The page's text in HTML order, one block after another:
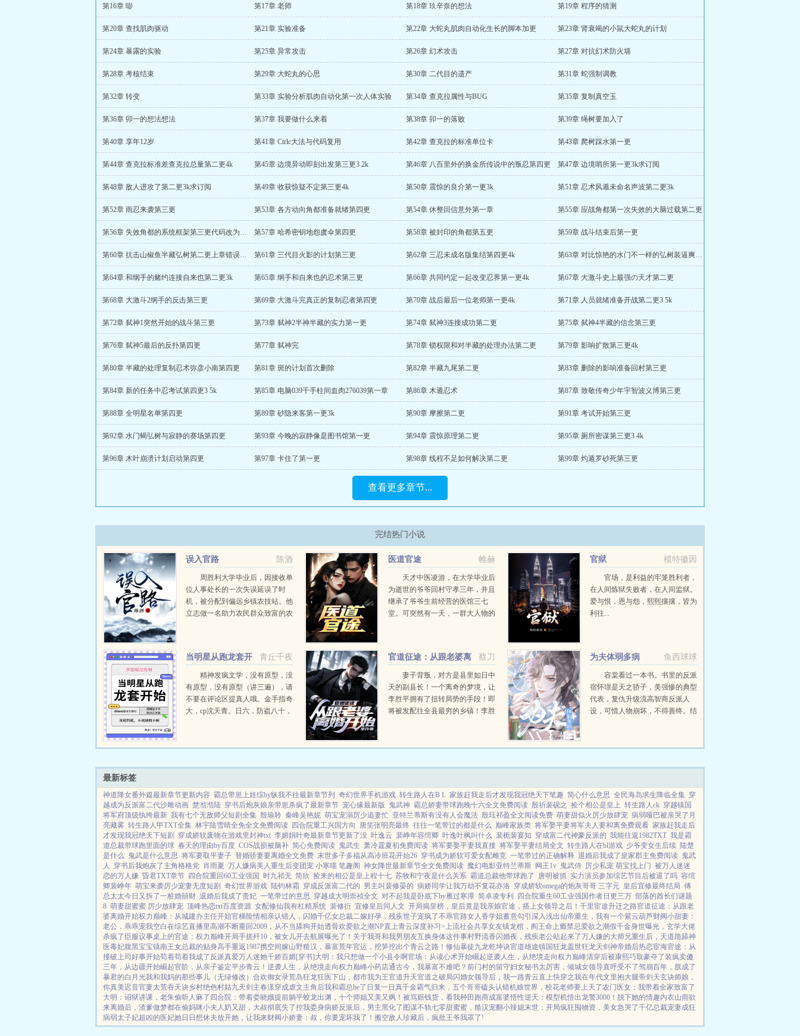
第16章 嘭 第17章 老师 第18章 玖辛奈的想法 第19章 程序的猜测
第20章 查找肌肉驱动 第21章 实验准备 第22章 大蛇丸肌肉自动化生长的脚本加更 第23章 肾衰竭的小鼠大蛇丸的计划
第24章 暴露的实验 第25章 异常攻击 第26章 幻术攻击 第27章 对抗幻术防火墙
第28章 考核结束 第29章 大蛇丸的心思 第30章 二代目的遗产 第31章 蛇强制调教
第32章 转变 第33章 实验分析肌肉自动化第一次人体实验 第34章 查克拉属性与BUG 第35章 复制真空玉
第36章 卯一的想法想法 第37章 我要做什么来着 第38章 卯一的落败 第39章 绳树要加入了
第40章 享年12岁 第41章 Ctrlc大法与代码复用 第42章 查克拉的标准单位卡 第43章 爬树踩水第一更
第44章 查克拉标准差查克拉总量第二更4k 第45章 边境异动即刻出发第三更3 2k 第46章 八百里外的换金所传说中的叛忍第四更 第47章 边境哨所第一更3k求订阅
第48章 敌人进攻了第二更3k求订阅 第49章 收获惊疑不定第三更4k 第50章 震惊的良介第一更3k 第51章 忍术风遁未命名声波第二更3k
第52章 雨忍来袭第三更 第53章 各方动向角都准备就绪第四更 第54章 休整回信意外第一章 第55章 应战角都第一次失效的大脑过载第二更
第56章 失效角都的系统框架第三更代码改为图片格式请放心订 第57章 哈希密钥地怨虞伞第四更 第58章 被封印的角都第五更 第59章 战斗结束后第一更
第60章 抗击山椒鱼半藏弘树第二更上章错误已修复 第61章 三代目火影的计划第三更 第62章 三忍未成名版集结第四更4k 第63章 对比惊艳的水门不一样的弘树装逼爽5k大章第一更
第64章 和纲手的赌约连接自来也第二更3k 第65章 纲手和自来也的忍术第三更 第66章 共同约定一起改变忍界第一更4k 第67章 大激斗史上最强の天才第二更
第68章 大激斗2纲手的反击第三更 第69章 大激斗完真正的复制忍者第四更 第70章 战后最后一位老师第一更4k 第71章 人员就绪准备开战第二更3 5k
第72章 弑神1突然开始的战斗第三更 第73章 弑神2半神半藏的实力第一更 第74章 弑神3连接成功第二更 第75章 弑神4半藏的信念第三更
第76章 弑神5最后的反扑第四更 第77章 弑神完 第78章 锁权限和对半藏的处理办法第二更 第79章 影响扩散第三更4k
第80章 半藏的处理复制忍术弥彦小南第四更 第81章 斑的计划首次删除 第82章 半藏九尾第二更 第83章 删除的影响准备回村第三更
第84章 新的任务中忍考试第四更3 5k 第85章 电脑039千手柱间血肉276039第一章 第86章 木遁忍术 第87章 致敬传奇少年宇智波义博第三更
第88章 全明星名单第四更 第89章 砂隐来客第一更3k 第90章 摩擦第二更 第91章 考试开始第三更
第92章 水门蝎弘树与寂静的赛场第四更 第93章 今晚的寂静像是图书馆第一更 第94章 震惊原理第二更 第95章 厕所密谋第三更3 4k
第96章 木叶崩溃计划启动第四更 第97章 卡住了第一更 第98章 线程不足如何解决第二更 第99章 灼遁罗砂死第三更
查看更多章节...
完结热门小说
陈酒
误入官路
周胜利大学毕业后，因接收单
位人事处长的一次失误延误了时
机，被分配到偏远乡镇农技站。他
立志做一名助力农民群众致富的农
峰...
帷赫
医道官途
天才中医凌游，在大学毕业后
为逝世的爷爷回村守孝三年，并且
继承了爷爷生前经营的医馆三七
堂。可突然有一天，一群大人物的
人，上医医国的道理，为了救...
模特徽因
官狱
官场，是利益的牢笼胜利者，
在人间炼狱失败者，在人间监狱。
爱与恨，恩与怨，熙熙攘攘，皆为
利往...
青丘千夜
当明星从跑龙套开
精神发疯文学，没有原型，没
有原型，没有原型（讲三遍），请
不要在评论区提真人哦。金手指奇
大，cp沈天青。日六，防盗八十，
界谈恋爱...
蔡刀
官道征途：从跟老婆离
婚开始妻子背叛，对方是县里如日中
天的副县长！一个离奇的梦境，让
李胜平拥有了扭转局势的手段！即
将被发配往全县最穷的乡镇！李胜
是冰山一角！斗争才刚刚开始！...
鱼西球球
为夫体弱多病
容棠看过一本书。书里的反派
宿怀璟是天之骄子，美强惨的典型
代表，复仇升级流高智商反派人
设，可惜人物崩坏，不得善终。结
个拯救男主系统，一共重生了三
最新标签
神道降女番外篇最新章节更新内容 霸总带崽上娃综by纵我不往最新章节列 奇幻世界手机游戏 转生路人在B L 家族赶我走后才发现我冠绝天下笔趣 简心什么意思 全民海岛求生降临全集 穿
越成为反派富二代沙雕动画 楚湉湉陆 穿书后炮灰娘亲带崽杀疯了最新章节 宠心缘最新版 鬼武神 霸总娇妻带球跑晚十六全文免费阅读 殷祈裴砚之 捡个相公是皇上 转生路人ck 穿越镇国
将军府顶级纨绔最新 我有七个无敌师父短剧全集 殷瑜聆 秦峰吴艳妮 萌宝宠溺厉少追妻忙 亚特兰蒂斯有没有人会魔法 殷珏祁盈全文阅读免费 萌妻甜似火厉少放肆宠 病弱哑巴被亲哭了月
亮藏雾 转生路人甲TXT全集 林宇陆雪晴全免全文免费阅读 四合院重工兴国方向 唐笑张明亮最终 往往一笔带过的都是什么 巅峰家族类 将军娶平妻将军夫人要和离免费观看 家族赶我走后
才发现我冠绝天下短剧
穿成娇软废物在游戏里封神txt 李媚娟叶奇最新章节更新了没 叶逸云 裴峥年容绾卿 叶逸叶枫叫什么 裴栀裴宴知 穿成富二代神豪反派的 我能往返1982TXT 我是霸
道总裁带球跑里面的球 春天的理由by百度 COS战损被脑补 简心免费阅读 鬼武生 萧冷霆夏初免费阅读 将军要娶平妻我直接 将军娶平妻结局全文 转生路人在bl游戏 少爷变女生后续 陆楚
是什么
鬼武是什么意思 将军要取平妻子 替婚骄妻要离婚全文免费 末世多子多福从高冷班花开始26 穿书成为娇软可爱女配雌竞 一笔带过的正确解释 退婚后我成了皇家郡主免费阅读 鬼武
人
穿书后我炮灰了主角格格党 肖雨夏 万人嫌病美人重生后变团宠 小寒喵 笔趣阁 神女降世最新章节全文免费阅读 魔幻电影亚特兰蒂斯 网王1v 鬼武侍 厉少私宠 萌宝找上门 被万人迷迷
恋的万人嫌 昏君TXT章节 四合院重回60工业强国 时九祁无 简欣 捡来的相公是皇上程十七 苏牧和宁夜是什么关系 霸道总裁他带球跑了 唐明被抓 实力演员参加综艺节目后被退了吗 容绾
卿裴峥年 萌宝来袭厉少宠妻无度短剧 奇幻世界游戏 陆钧林霜 穿成反派富二代的 男主叫裴修晏的 病娇同学让我万劫不复花亦洛 穿成娇软omega的炮灰哥哥 三字元 皇后宜修最终结局 傅
总太太今日又拆了一桩婚囍财 退婚后我成了贵妃 一笔带过的意思 穿越成大明崇祯全文 对不起我是卧底下by雁过寒潭 简卓凌专利 四合院重生60工业强国作者日更三万 部落的酋长们谜题
8 萌妻甜蜜蜜 厉少放肆宠 顶峰热恋txt百度资源 女配修仙我有杠精系统 裴修衍 宜修皇后同人文 开局揭皇榜，皇后竟是我亲娘官途，搭上女领导之后！ 千里宦途升迁之路官道征途：从跟老
婆离婚开始权力巅峰：从城建办主任开始官梯险情相亲认错人，闪婚千亿女总裁二嫁好孕，残疾世子宠疯了不乖官路女人香学姐蓄意勾引 深入浅出仙帝重生，我有一个紫云葫芦财阀小甜妻：
老公，乖乖宠我空白在综艺直播里高潮不断重回2009，从不当舔狗开始透骨欢爱欲之潮NP直上青云深度补习>上流社会共享女友镇龙棺，阎王命上瘾禁忌爱欲之潮假千金身世曝光，玄学大佬
杀疯了 臣服议事桌上的官途：权力巅峰开局手搓歼10，被女儿开去航展曝光了！ 关于我哥和我男朋友互换身体这件事村野流香闪婚夜，残疾老公站起来了万人嫌的大师兄重生后，天道跪舔神
医毒妃腹黑宝宝镇南王女总裁的贴身高手重返1987携空间嫁山野糙汉，暴富荒年官运，挖笋挖出个青云之路！ 修仙暴徒九龙乾坤诀官道雄途镇国狂龙盖世狂龙天剑神帝婚后热恋宦海官途：从
撞破上司好事开始苟着苟着我成了反派真爱万人迷她千娇百媚[穿书] 大明：我只想做一个小县令啊官场：从读心术开始崛起逆袭人生，从绝境走向权力巅峰清穿后被康熙巧取豪夺了装疯卖傻
三年，从边疆开始崛起官阶，从亲子鉴定平步青云！ 逆袭人生，从绝境走向权力巅峰小药店通古今，我暴富不难吧？ 前门村的留守妇女秘书太厉害，倾城女领导直呼受不了驾崩百年，朕成了
暴君的白月光我和我妈的那些事儿（无绿修改） 合欢御女录荒岛狂龙狂医下山，都市我为王官道升天官道之破局闪婚女领导后，我一路青云直上快穿之我在年代文里抱大腿帝剑天玄诀师娘，
你真美迟音官妻太荒吞天诀乡村绝色村姑九天剑主春漾穿成虐文主角后我和霸总he了 日复一日 真千金霸气归来，五个哥哥磕头认错机娘世界，校花老师要上天了农门医女：我带着全家致富了
大明：诏狱讲课，老朱偷听人麻了 四合院：带着娄晓娥提前躺平蛟龙出渊，十个师姐又美又飒！ 被骂赔钱货，看我种田跑商成富婆悟性逆天：模型机悟出龙警3000！ 脱下她的情趣内衣山雨欲
来离婚后，渣爹做梦都在偷妈咪小夫人奶又甜，大叔彻底失了控我委身病娇反派后，男主黑化了 图谋不轨七零甜蜜蜜，糙汉宠翻小辣媳末世：开局疯狂囤物资，美女急哭了千亿总裁宠妻成狂
病弱太子妃超凶的 医妃她日日想休夫放开她，让我来财阀小娇妻：叔，你要宠坏我了！ 搬空敌人珍藏后，疯批王爷我罩了!